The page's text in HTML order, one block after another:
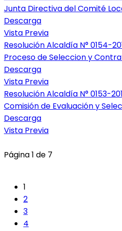
Junta Directiva del Comité
Descarga
Vista Previa
Resolución Alcaldía N° 0154-
Proceso de Seleccion y
Descarga
Vista Previa
Resolución Alcaldía N° 0153-
Comisión de Evaluación y
Descarga
Vista Previa
Página 1 de 7
1
2
3
4